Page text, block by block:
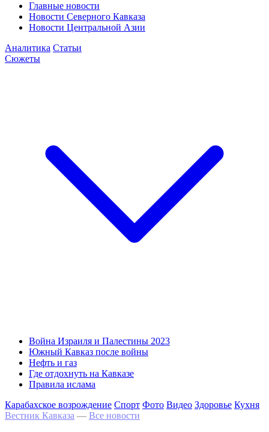
Главные новости
Новости Северного Кавказа
Новости Центральной Азии
Аналитика Статьи
Сюжеты
Война Израиля и Палестины 2023
Южный Кавказ после войны
Нефть и газ
Где отдохнуть на Кавказе
Правила ислама
Карабахское возрождение Спорт Фото Видео Здоровье Кухня
Вестник Кавказа — Все новости